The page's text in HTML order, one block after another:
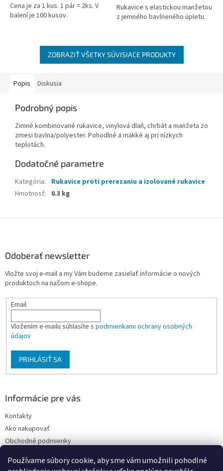
Používame súbory cookie, aby sme vám umožnili pohodlné
Cena je za 1 kus. 1 pár = 2ks. V
balení je 100 kusov.
Rukavice s elastickou manžetou
z jemného bavlneného úpletu.
ZOBRAZIŤ VŠETKY SÚVISIACE PRODUKTY
Popis Diskusia
Podrobný popis
Zimné kombinované rukavice, vinylová dlaň, chrbát a manžeta zo
zmesi bavlna/polyester. Pohodlné a mäkké aj pri nízkych
teplotách.
Dodatočné parametre
Kategória:
Rukavice proti prerezaniu a izolované rukavice
Hmotnosť: 0.3 kg
Odoberať newsletter
Vložte svoj e-mail a my Vám budeme zasielať informácie o nových
produktoch na našom e-shope.
Email
Vložením e-mailu súhlasíte s podmienkami ochrany osobných
údajov
PRIHLÁSIŤ SA
Informácie pre vás
Kontakty
Ako nakupovať
Obchodné podmienky
Moja objednávka